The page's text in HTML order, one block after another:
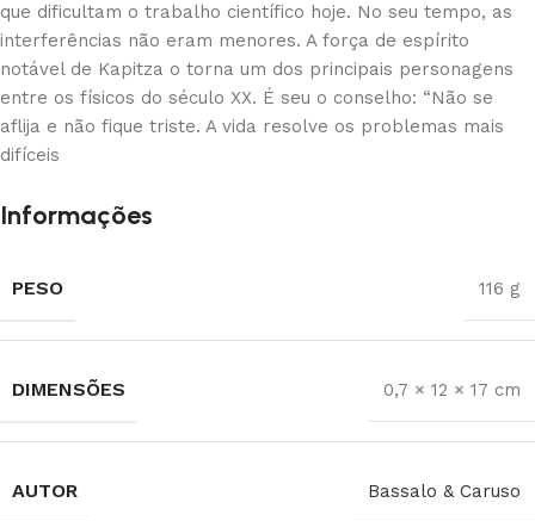
que dificultam o trabalho científico hoje. No seu tempo, as
interferências não eram menores. A força de espírito
notável de Kapitza o torna um dos principais personagens
entre os físicos do século XX. É seu o conselho: “Não se
aflija e não fique triste. A vida resolve os problemas mais
difíceis
Informações
PESO 116 g
DIMENSÕES 0,7 × 12 × 17 cm
AUTOR Bassalo & Caruso